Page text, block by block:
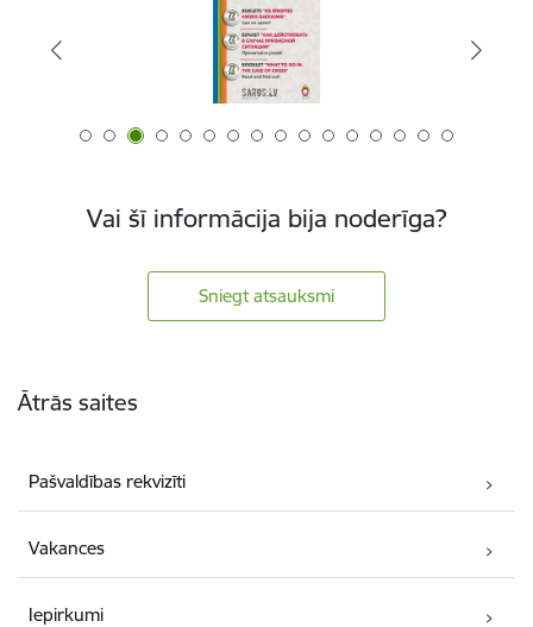
Vai šī informācija bija noderīga?
Sniegt atsauksmi
Ātrās saites
Pašvaldības rekvizīti
Vakances
Iepirkumi